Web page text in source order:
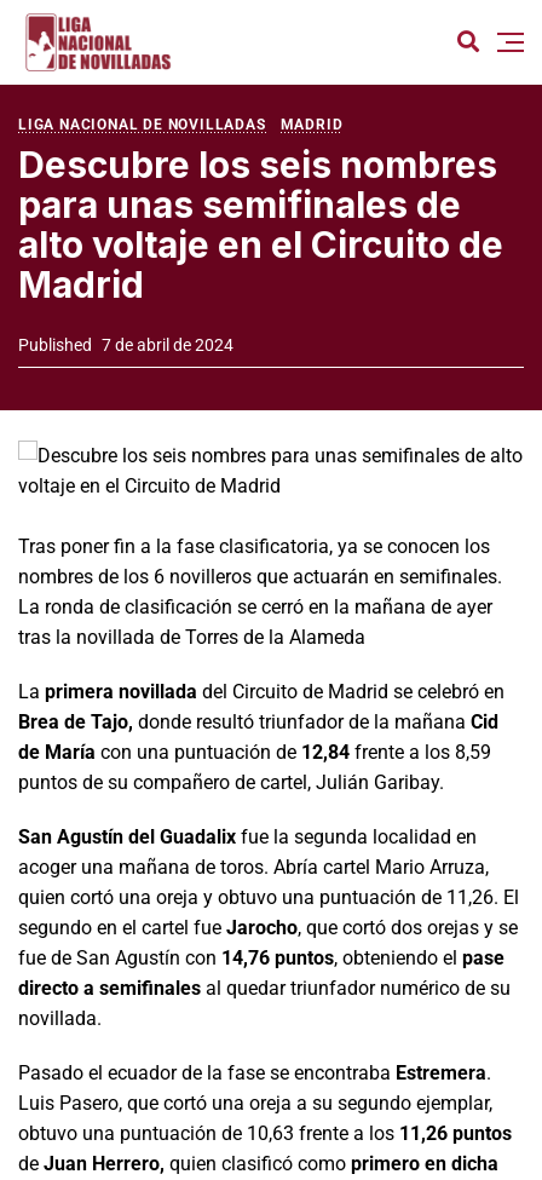
LIGA NACIONAL DE NOVILLADAS MADRID
Descubre los seis nombres
para unas semifinales de
alto voltaje en el Circuito de
Madrid
Published 7 de abril de 2024
Tras poner fin a la fase clasificatoria, ya se conocen los
nombres de los 6 novilleros que actuarán en semifinales.
La ronda de clasificación se cerró en la mañana de ayer
tras la novillada de Torres de la Alameda
La primera novillada del Circuito de Madrid se celebró en
Brea de Tajo, donde resultó triunfador de la mañana Cid
de María con una puntuación de 12,84 frente a los 8,59
puntos de su compañero de cartel, Julián Garibay.
San Agustín del Guadalix fue la segunda localidad en
acoger una mañana de toros. Abría cartel Mario Arruza,
quien cortó una oreja y obtuvo una puntuación de 11,26. El
segundo en el cartel fue Jarocho, que cortó dos orejas y se
fue de San Agustín con 14,76 puntos, obteniendo el pase
directo a semifinales al quedar triunfador numérico de su
novillada.
Pasado el ecuador de la fase se encontraba Estremera.
Luis Pasero, que cortó una oreja a su segundo ejemplar,
obtuvo una puntuación de 10,63 frente a los 11,26 puntos
de Juan Herrero, quien clasificó como primero en dicha